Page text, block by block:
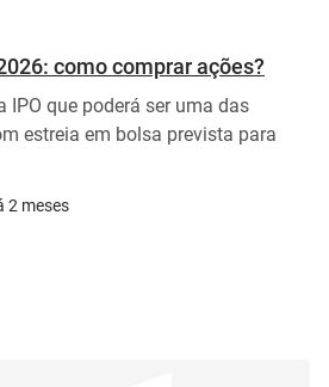
como comprar ações?
IPO que poderá ser uma das
estreia em bolsa prevista para
2 meses